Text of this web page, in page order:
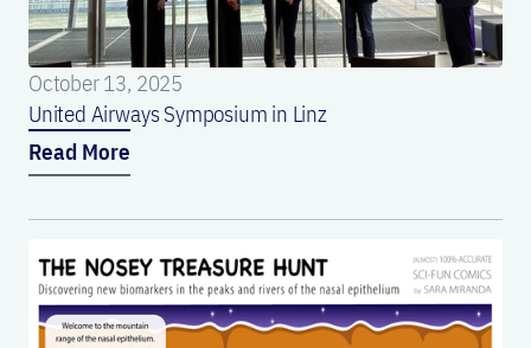
October 13, 2025
United Airways Symposium in Linz
Read More